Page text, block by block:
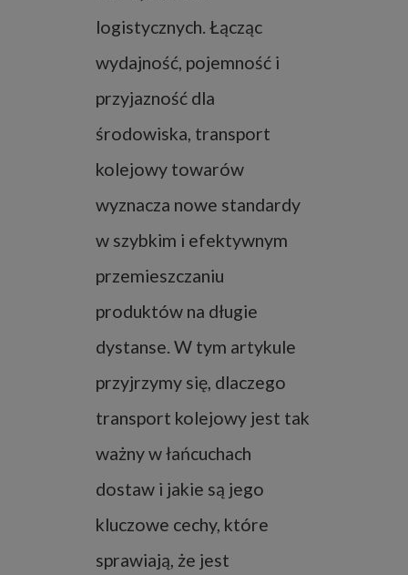
logistycznych. Łącząc
wydajność, pojemność i
przyjazność dla
środowiska, transport
kolejowy towarów
wyznacza nowe standardy
w szybkim i efektywnym
przemieszczaniu
produktów na długie
dystanse. W tym artykule
przyjrzymy się, dlaczego
transport kolejowy jest tak
ważny w łańcuchach
dostaw i jakie są jego
kluczowe cechy, które
sprawiają, że jest